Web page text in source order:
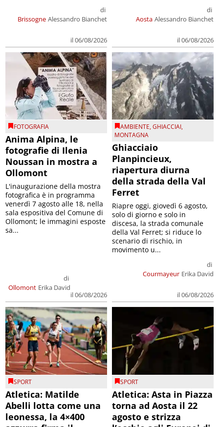
Brissogne
di
Alessandro Bianchet
il 06/08/2026
Aosta
di
Alessandro Bianchet
il 06/08/2026
FOTOGRAFIA
Anima Alpina, le
fotografie di Ilenia
Noussan in mostra a
Ollomont
Ollomont
di
Erika David
il 06/08/2026
L'inaugurazione della mostra
fotografica è in programma
venerdì 7 agosto alle 18, nella
sala espositiva del Comune di
Ollomont; le immagini esposte
sa...
AMBIENTE,GHIACCIAI,
MONTAGNA
Ghiacciaio
Planpincieux,
riapertura diurna
della strada della Val
Ferret
Courmayeur
di
Erika David
il 06/08/2026
Riapre oggi, giovedì 6 agosto,
solo di giorno e solo in
discesa, la strada comunale
della Val Ferret; si riduce lo
scenario di rischio, in
movimento u...
SPORT
Atletica: Matilde
Abelli lotta come una
leonessa, la 4×400
SPORT
Atletica: Asta in Piazza
torna ad Aosta il 22
agosto e strizza